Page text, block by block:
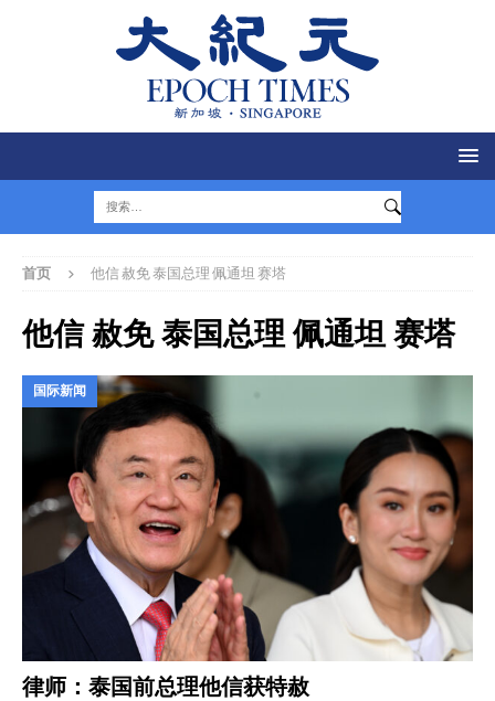
首页 他信 赦免 泰国总理 佩通坦 赛塔
他信 赦免 泰国总理 佩通坦 赛塔
国际新闻
律师：泰国前总理他信获特赦